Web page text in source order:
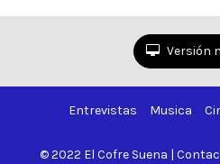
Versión
Entrevistas Musica
© 2022 El Cofre Suena |